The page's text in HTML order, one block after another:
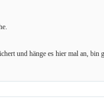
und hänge es hier mal an, bin